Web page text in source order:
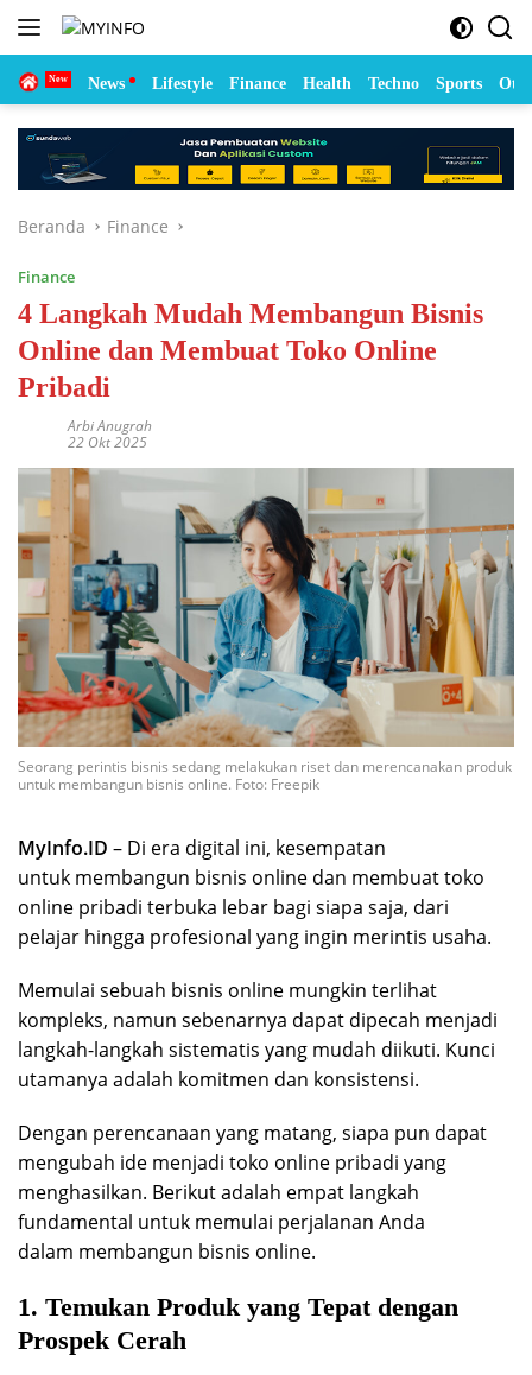
Langsung
Home News Lifestyle Finance Health Techno Sports
Beranda Finance
Finance
4 Langkah Mudah Membangun Bisnis
Online dan Membuat Toko Online
Pribadi
Arbi Anugrah
22 Okt 2025
Seorang perintis bisnis sedang melakukan riset dan merencanakan produk
untuk membangun bisnis online. Foto: Freepik
MyInfo.ID – Di era digital ini, kesempatan
untuk membangun bisnis online dan membuat toko
online pribadi terbuka lebar bagi siapa saja, dari
pelajar hingga profesional yang ingin merintis usaha.
Memulai sebuah bisnis online mungkin terlihat
kompleks, namun sebenarnya dapat dipecah menjadi
langkah-langkah sistematis yang mudah diikuti. Kunci
utamanya adalah komitmen dan konsistensi.
Dengan perencanaan yang matang, siapa pun dapat
mengubah ide menjadi toko online pribadi yang
menghasilkan. Berikut adalah empat langkah
fundamental untuk memulai perjalanan Anda
dalam membangun bisnis online.
1. Temukan Produk yang Tepat dengan
Prospek Cerah